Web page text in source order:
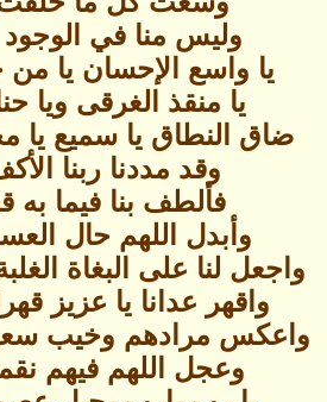
وليس منا في الوجود
يا واسع الإحسان يا
يا منقذ الغرقى ويا
ضاق النطاق يا سميع يا
وقد مددنا ربنا
فألطف بنا فيما
وأبدل اللهم حال
واجعل لنا على البغاة
واقهر عدانا يا عزيز
واعكس مرادهم وخيب
وعجل اللهم فيهم